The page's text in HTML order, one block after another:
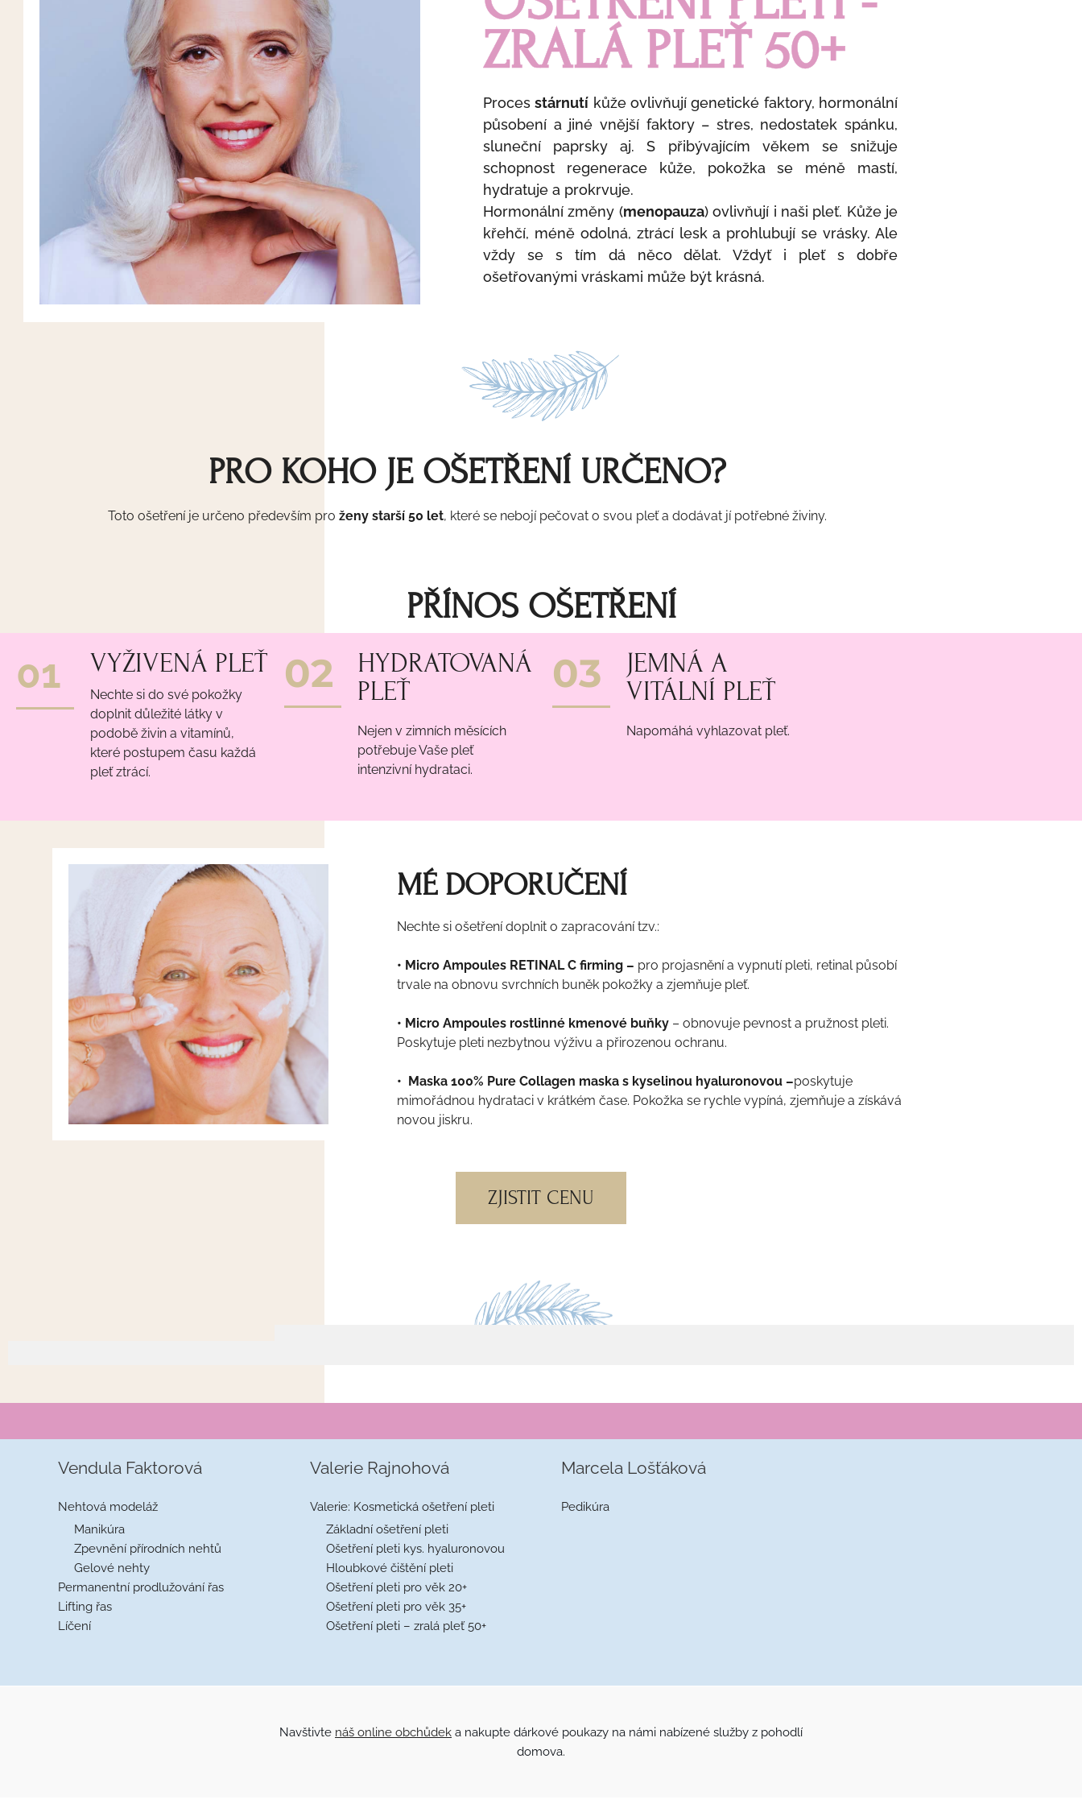
ZRALÁ PLEŤ 50+
Processtárnutí kůže ovlivňují genetické faktory, hormonální
působení a jiné vnější faktory – stres, nedostatek spánku,
sluneční paprsky aj. S přibývajícím věkem se snižuje
schopnost regenerace kůže, pokožka se méně mastí,
hydratuje a prokrvuje.
Hormonální změny (menopauza) ovlivňují i naši pleť. Kůže je
křehčí, méně odolná, ztrácí lesk a prohlubují se vrásky. Ale
vždy se s tím dá něco dělat. Vždyť i pleť s dobře
ošetřovanými vráskami může být krásná.
PRO KOHO JE OŠETŘENÍ URČENO?
Toto ošetření je určeno především pro ženy starší 50 let, které se nebojí pečovat o svou pleť a dodávat jí potřebné živiny.
PŘÍNOS OŠETŘENÍ
01 VYŽIVENÁ PLEŤ
Nechte si do své pokožky
doplnit důležité látky v
podobě živin a vitamínů,
které postupem času každá
pleť ztrácí.
02
HYDRATOVANÁ
PLEŤ
Nejen v zimních měsících
potřebuje Vaše pleť
intenzivní hydrataci.
03
JEMNÁ A
VITÁLNÍ PLEŤ
Napomáhá vyhlazovat pleť.
MÉ DOPORUČENÍ
Nechte si ošetření doplnit o zapracování tzv.:
• Micro Ampoules RETINAL C firming – pro projasnění a vypnutí pleti, retinal působí
trvale na obnovu svrchních buněk pokožky a zjemňuje pleť.
• Micro Ampoules rostlinné kmenové buňky – obnovuje pevnost a pružnost pleti.
Poskytuje pleti nezbytnou výživu a přirozenou ochranu.
• Maska 100% Pure Collagen maska s kyselinou hyaluronovou –poskytuje
mimořádnou hydrataci v krátkém čase. Pokožka se rychle vypíná, zjemňuje a získává
novou jiskru.
ZJISTIT CENU
Vendula Faktorová
Nehtová modeláž
Manikúra
Zpevnění přírodních nehtů
Gelové nehty
Permanentní prodlužování řas
Lifting řas
Líčení
Valerie Rajnohová
Valerie: Kosmetická ošetření pleti
Základní ošetření pleti
Ošetření pleti kys. hyaluronovou
Hloubkové čištění pleti
Ošetření pleti pro věk 20+
Ošetření pleti pro věk 35+
Ošetření pleti – zralá pleť 50+
Marcela Lošťáková
Pedikúra
Navštivte náš online obchůdek a nakupte dárkové poukazy na námi nabízené služby z pohodlí
domova.